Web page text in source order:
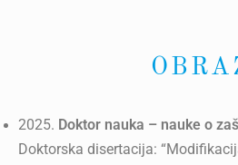
2025. Doktor nauka – nauke o
Doktorska disertacija: